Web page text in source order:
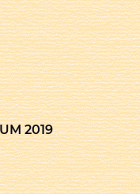
2019